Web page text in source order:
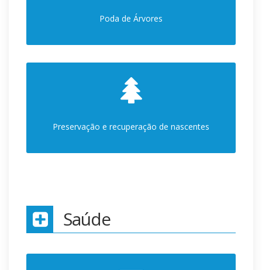
Poda de Árvores
Preservação e recuperação de nascentes
Saúde